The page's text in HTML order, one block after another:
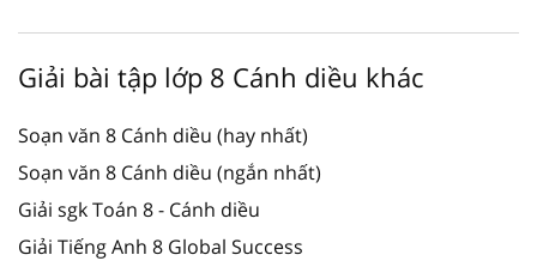
Giải bài tập lớp 8 Cánh diều khác
Soạn văn 8 Cánh diều (hay nhất)
Soạn văn 8 Cánh diều (ngắn nhất)
Giải sgk Toán 8 - Cánh diều
Giải Tiếng Anh 8 Global Success